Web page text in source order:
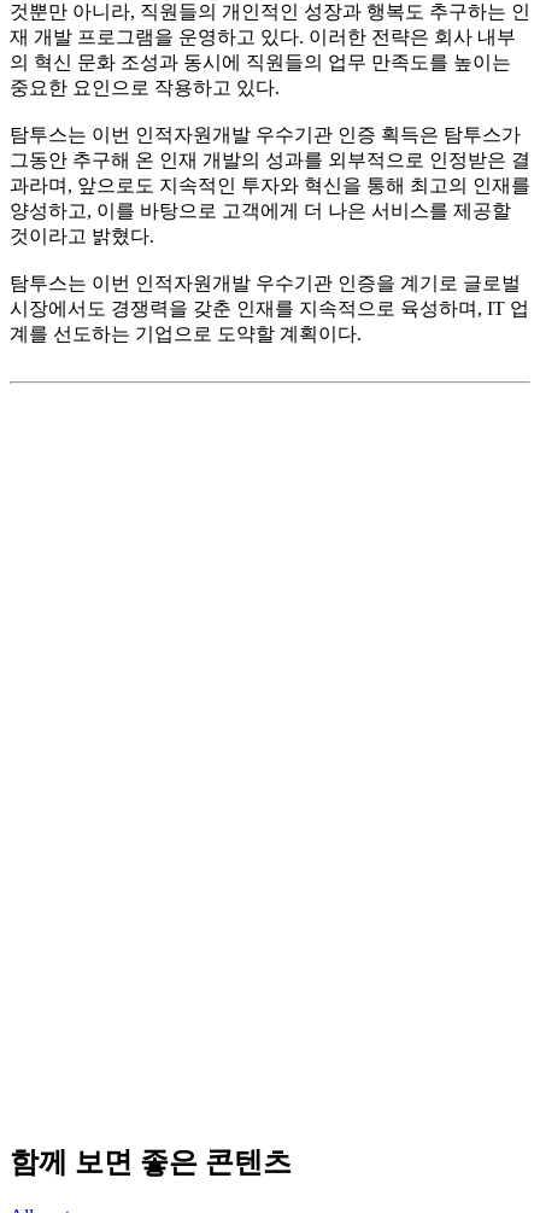
것뿐만 아니라, 직원들의 개인적인 성장과 행복도 추구하는 인
재 개발 프로그램을 운영하고 있다. 이러한 전략은 회사 내부
의 혁신 문화 조성과 동시에 직원들의 업무 만족도를 높이는
중요한 요인으로 작용하고 있다.
탐투스는 이번 인적자원개발 우수기관 인증 획득은 탐투스가
그동안 추구해 온 인재 개발의 성과를 외부적으로 인정받은 결
과라며, 앞으로도 지속적인 투자와 혁신을 통해 최고의 인재를
양성하고, 이를 바탕으로 고객에게 더 나은 서비스를 제공할
것이라고 밝혔다.
탐투스는 이번 인적자원개발 우수기관 인증을 계기로 글로벌
시장에서도 경쟁력을 갖춘 인재를 지속적으로 육성하며, IT 업
계를 선도하는 기업으로 도약할 계획이다.
함께 보면 좋은 콘텐츠